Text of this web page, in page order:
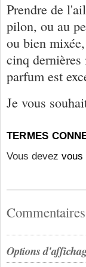
Prendre de
pilon, ou au
ou bien
cinq
parfum est
Je vous
TERMES
Vous devez vous
Commentaires
Options